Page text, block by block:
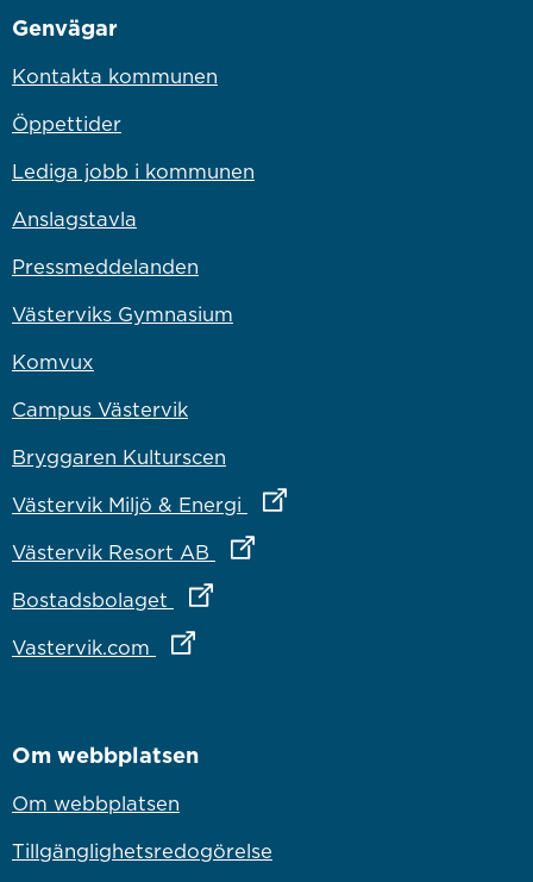
Genvägar
Kontakta kommunen
Öppettider
Lediga jobb i kommunen
Anslagstavla
Pressmeddelanden
Västerviks Gymnasium
Komvux
Campus Västervik
Bryggaren Kulturscen
Västervik Miljö & Energi
Länk till annan webbplats
Västervik Resort AB Länk till annan webbplats
Bostadsbolaget Länk till annan webbplats
Vastervik.com Länk till annan webbplats
Om webbplatsen
Om webbplatsen
Tillgänglighetsredogörelse